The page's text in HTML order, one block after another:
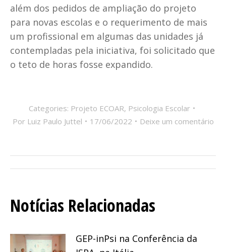
além dos pedidos de ampliação do projeto
para novas escolas e o requerimento de mais
um profissional em algumas das unidades já
contempladas pela iniciativa, foi solicitado que
o teto de horas fosse expandido.
Categories: Projeto ECOAR, Psicologia Escolar
Por Luiz Paulo Juttel 17/06/2022 Deixe um comentário
Navegação
de
post:
Notícias Relacionadas
GEP-inPsi na Conferência da